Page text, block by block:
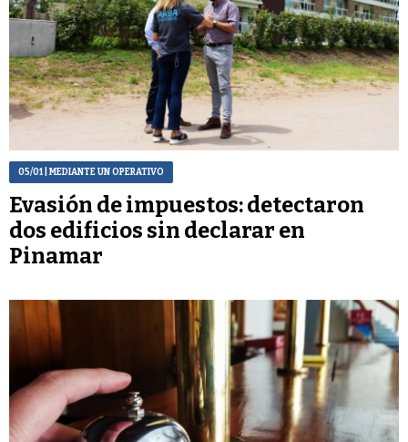
05/01| MEDIANTE UN OPERATIVO
Evasión de impuestos: detectaron
dos edificios sin declarar en
Pinamar